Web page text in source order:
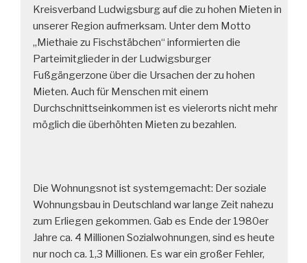
Kreisverband Ludwigsburg auf die zu hohen Mieten in
unserer Region aufmerksam. Unter dem Motto
„Miethaie zu Fischstäbchen“ informierten die
Parteimitglieder in der Ludwigsburger
Fußgängerzone über die Ursachen der zu hohen
Mieten. Auch für Menschen mit einem
Durchschnittseinkommen ist es vielerorts nicht mehr
möglich die überhöhten Mieten zu bezahlen.
Die Wohnungsnot ist systemgemacht: Der soziale
Wohnungsbau in Deutschland war lange Zeit nahezu
zum Erliegen gekommen. Gab es Ende der 1980er
Jahre ca. 4 Millionen Sozialwohnungen, sind es heute
nur noch ca. 1,3 Millionen. Es war ein großer Fehler,